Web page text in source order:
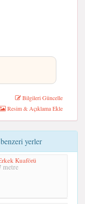
Bilgileri Güncelle
Resim & Açıklama Ekle
yerler
Kuaförü
metre